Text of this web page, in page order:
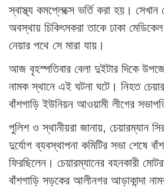
স্বাস্থ্য কমপ্লেক্সে ভর্তি করা হয়।
অবস্থায় চিকিৎসকরা তাকে ঢাকা
নেয়ার পথে সে মারা যায়।
আজ বৃহস্পতিবার বেলা দুইটার দিকে
নামক স্থানে এই ঘটনা ঘটে। নিহত
বাঁশগাড়ি ইউনিয়ন আওয়ামী লীগের
পুলিশ ও স্থানীয়রা জানায়, চেয়ারম্যান
দুর্যোগ ব্যবস্থাপনা কমিটির সভা শেষে
ফিরছিলেন। চেয়ারম্যানের বহনকারী
বাঁশগাড়ি সড়কের আলীনগর আড়াকান্দা